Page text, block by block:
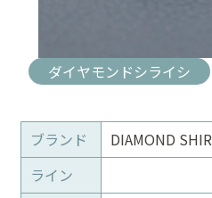
ダイヤモンドシライシ
ブランド
DIAMOND
ライン